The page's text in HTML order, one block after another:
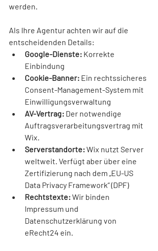
werden.
Als Ihre Agentur achten wir auf die
entscheidenden Details:
Google-Dienste: Korrekte
Einbindung
Cookie-Banner: Ein rechtssicheres
Consent-Management-System mit
Einwilligungsverwaltung
AV-Vertrag: Der notwendige
Auftragsverarbeitungsvertrag mit
Wix.
Serverstandorte: Wix nutzt Server
weltweit. Verfügt aber über eine
Zertifizierung nach dem „EU-US
Data Privacy Framework“ (DPF)
Rechtstexte: Wir binden
Impressum und
Datenschutzerklärung von
eRecht24 ein.